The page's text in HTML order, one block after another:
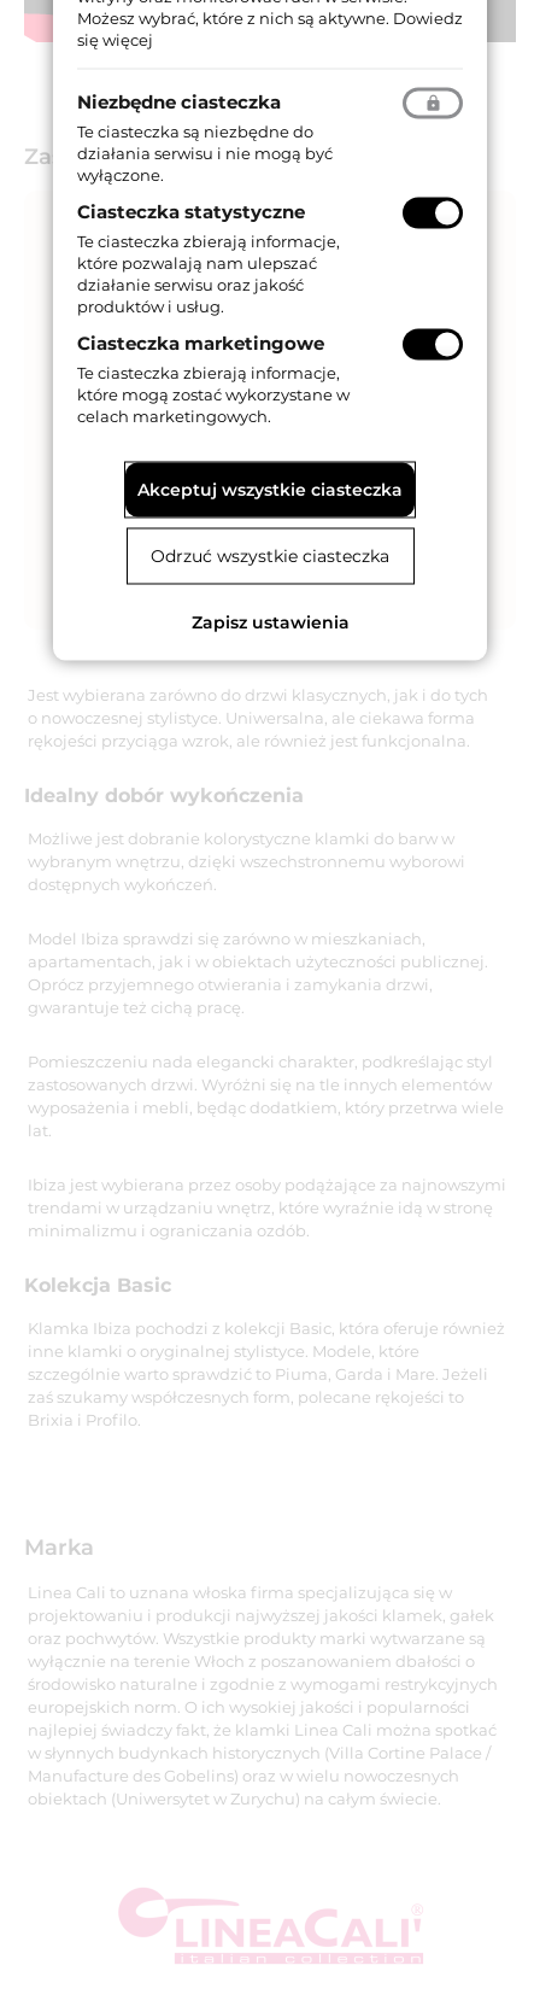
Zastosowanie
Jest wybierana zarówno do drzwi klasycznych, jak i do tych
o nowoczesnej stylistyce. Uniwersalna, ale ciekawa forma
rękojeści przyciąga wzrok, ale również jest funkcjonalna.
Idealny dobór wykończenia
Możliwe jest dobranie kolorystyczne klamki do barw w
wybranym wnętrzu, dzięki wszechstronnemu wyborowi
dostępnych wykończeń.
Model Ibiza sprawdzi się zarówno w mieszkaniach,
apartamentach, jak i w obiektach użyteczności publicznej.
Oprócz przyjemnego otwierania i zamykania drzwi,
gwarantuje też cichą pracę.
Pomieszczeniu nada elegancki charakter, podkreślając styl
zastosowanych drzwi. Wyróżni się na tle innych elementów
wyposażenia i mebli, będąc dodatkiem, który przetrwa wiele
lat.
Ibiza jest wybierana przez osoby podążające za najnowszymi
trendami w urządzaniu wnętrz, które wyraźnie idą w stronę
minimalizmu i ograniczania ozdób.
Kolekcja Basic
Klamka Ibiza pochodzi z kolekcji Basic, która oferuje również
inne klamki o oryginalnej stylistyce. Modele, które
szczególnie warto sprawdzić to Piuma, Garda i Mare. Jeżeli
zaś szukamy współczesnych form, polecane rękojeści to
Brixia i Profilo.
Marka
Linea Cali to uznana włoska firma specjalizująca się w
projektowaniu i produkcji najwyższej jakości klamek, gałek
oraz pochwytów. Wszystkie produkty marki wytwarzane są
wyłącznie na terenie Włoch z poszanowaniem dbałości o
środowisko naturalne i zgodnie z wymogami restrykcyjnych
europejskich norm. O ich wysokiej jakości i popularności
najlepiej świadczy fakt, że klamki Linea Cali można spotkać
w słynnych budynkach historycznych (Villa Cortine Palace /
Manufacture des Gobelins) oraz w wielu nowoczesnych
obiektach (Uniwersytet w Zurychu) na całym świecie.
Możesz wybrać, które z nich są aktywne. Dowiedz
się więcej
Niezbędne ciasteczka
Te ciasteczka są niezbędne do
działania serwisu i nie mogą być
wyłączone.
Ciasteczka statystyczne
Te ciasteczka zbierają informacje,
które pozwalają nam ulepszać
działanie serwisu oraz jakość
produktów i usług.
Ciasteczka marketingowe
Te ciasteczka zbierają informacje,
które mogą zostać wykorzystane w
celach marketingowych.
Akceptuj wszystkie ciasteczka
Odrzuć wszystkie ciasteczka
Zapisz ustawienia